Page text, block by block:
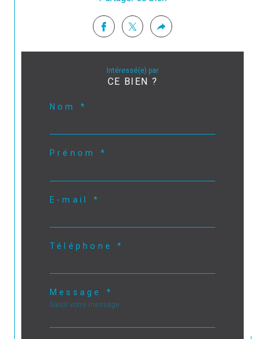
Intéressé(e) par
CE BIEN ?
Nom *
Prénom *
E-mail *
Téléphone *
Message *